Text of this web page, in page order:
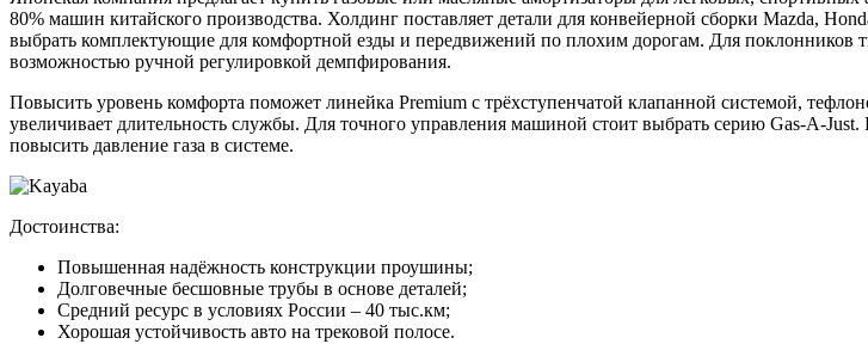
80% машин китайского производства. Холдинг поставляет детали для конвейерной сборки Mazda,
выбрать комплектующие для комфортной езды и передвижений по плохим дорогам. Для поклонников
возможностью ручной регулировкой демпфирования.
Повысить уровень комфорта поможет линейка Premium с трёхступенчатой клапанной системой,
увеличивает длительность службы. Для точного управления машиной стоит выбрать серию Gas-A-
повысить давление газа в системе.
Достоинства:
Повышенная надёжность конструкции проушины;
Долговечные бесшовные трубы в основе деталей;
Средний ресурс в условиях России – 40 тыс.км;
Хорошая устойчивость авто на трековой полосе.